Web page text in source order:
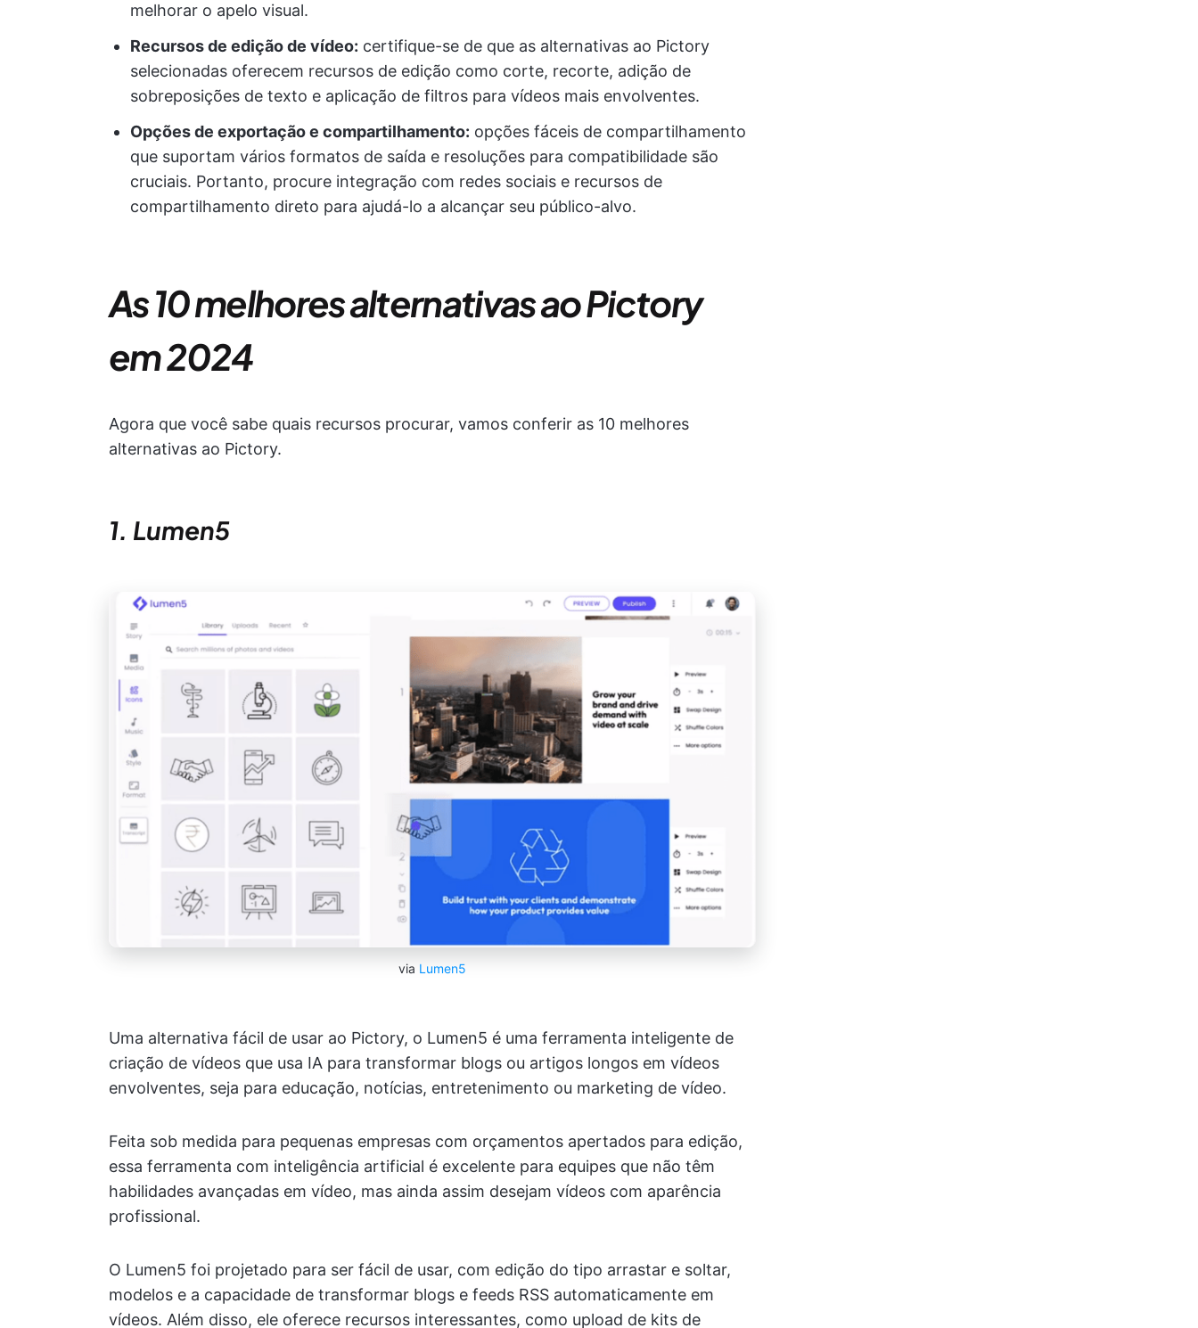
melhorar o apelo visual.
Recursos de edição de vídeo: certifique-se de que as alternativas ao Pictory
selecionadas oferecem recursos de edição como corte, recorte, adição de
sobreposições de texto e aplicação de filtros para vídeos mais envolventes.
Opções de exportação e compartilhamento: opções fáceis de compartilhamento
que suportam vários formatos de saída e resoluções para compatibilidade são
cruciais. Portanto, procure integração com redes sociais e recursos de
compartilhamento direto para ajudá-lo a alcançar seu público-alvo.
As 10 melhores alternativas ao Pictory
em 2024
Agora que você sabe quais recursos procurar, vamos conferir as 10 melhores
alternativas ao Pictory.
1. Lumen5
via Lumen5
Uma alternativa fácil de usar ao Pictory, o Lumen5 é uma ferramenta inteligente de
criação de vídeos que usa IA para transformar blogs ou artigos longos em vídeos
envolventes, seja para educação, notícias, entretenimento ou marketing de vídeo.
Feita sob medida para pequenas empresas com orçamentos apertados para edição,
essa ferramenta com inteligência artificial é excelente para equipes que não têm
habilidades avançadas em vídeo, mas ainda assim desejam vídeos com aparência
profissional.
O Lumen5 foi projetado para ser fácil de usar, com edição do tipo arrastar e soltar,
modelos e a capacidade de transformar blogs e feeds RSS automaticamente em
vídeos. Além disso, ele oferece recursos interessantes, como upload de kits de